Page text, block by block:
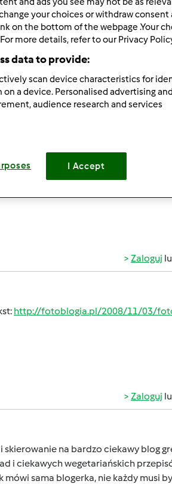
poszukiwaniu natchnienia i niestety
że nie każdy umie fotografować
człowiek jednak "je oczami" też..
jeszcze wspanialej? Nie
to takie moje przemyślenie w
opis (choć niestety pewnie
Zaloguj
http://fotoblogia.pl/2008/11/03/
Zaloguj
skierowanie na bardzo ciekawy blog
i ciekawych wegetariańskich
sama blogerka, nie każdy musi
your choices or withdraw consent
on the bottom of the webpage .Your
more details, refer to our Privacy
data to provide:
scan device characteristics for
a device. Personalised advertising
audience research and services
I Accept